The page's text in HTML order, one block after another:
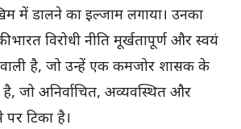
में डालने का इल्जाम लगाया। उनका
विरोधी नीति मूर्खतापूर्ण और स्वयं
है, जो उन्हें एक कमजोर शासक के
जो अनिर्वाचित, अव्यवस्थित और
टिका है।